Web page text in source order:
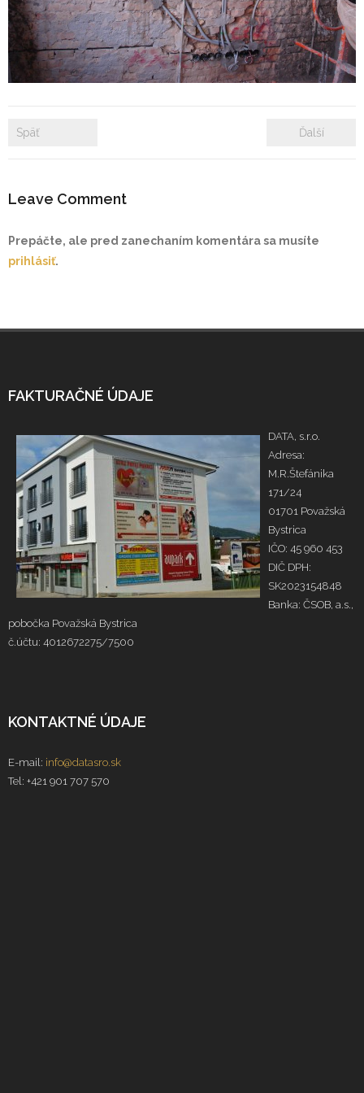
- Zámkové dlažby
- Rekonštrukcie bytových a nebytových priestorov
Späť Ďalší
Leave Comment
Prepáčte, ale pred zanechaním komentára sa musíte
prihlásiť.
FAKTURAČNÉ ÚDAJE
DATA, s.r.o.
Adresa:
M.R.Štefánika
171/24
01701 Považská
Bystrica
IČO: 45 960 453
DIČ DPH:
SK2023154848
Banka: ČSOB, a.s.,
pobočka Považská Bystrica
č.účtu: 4012672275/7500
KONTAKTNÉ ÚDAJE
E-mail: info@datasro.sk
Tel: +421 901 707 570